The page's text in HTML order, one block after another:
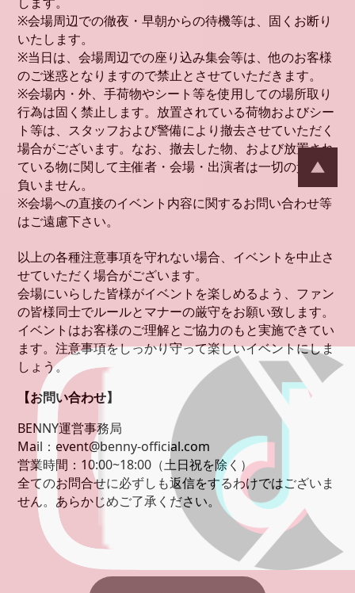
※会場周辺での徹夜・早朝からの待機等は、固くお断り
いたします。
※当日は、会場周辺での座り込み集会等は、他のお客様
のご迷惑となりますので禁止とさせていただきます。
※会場内・外、手荷物やシート等を使用しての場所取り
行為は固く禁止します。放置されている荷物およびシー
ト等は、スタッフおよび警備により撤去させていただく
場合がございます。なお、撤去した物、および放置され
ている物に関して主催者・会場・出演者は一切の責任を
負いません。
※会場への直接のイベント内容に関するお問い合わせ等
はご遠慮下さい。
以上の各種注意事項を守れない場合、イベントを中止さ
せていただく場合がございます。
会場にいらした皆様がイベントを楽しめるよう、ファン
の皆様同士でルールとマナーの厳守をお願い致します。
イベントはお客様のご理解とご協力のもと実施できてい
ます。注意事項をしっかり守って楽しいイベントにしま
しょう。
【お問い合わせ】
BENNY運営事務局
Mail：event@benny-official.com
営業時間：10:00~18:00（土日祝を除く）
全てのお問合せに必ずしも返信をするわけではございま
せん。あらかじめご了承ください。